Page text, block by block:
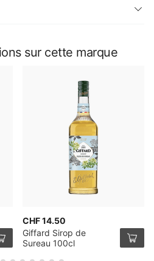
sur cette marque
CHF 14.50
Giffard Sirop de
Sureau 100cl